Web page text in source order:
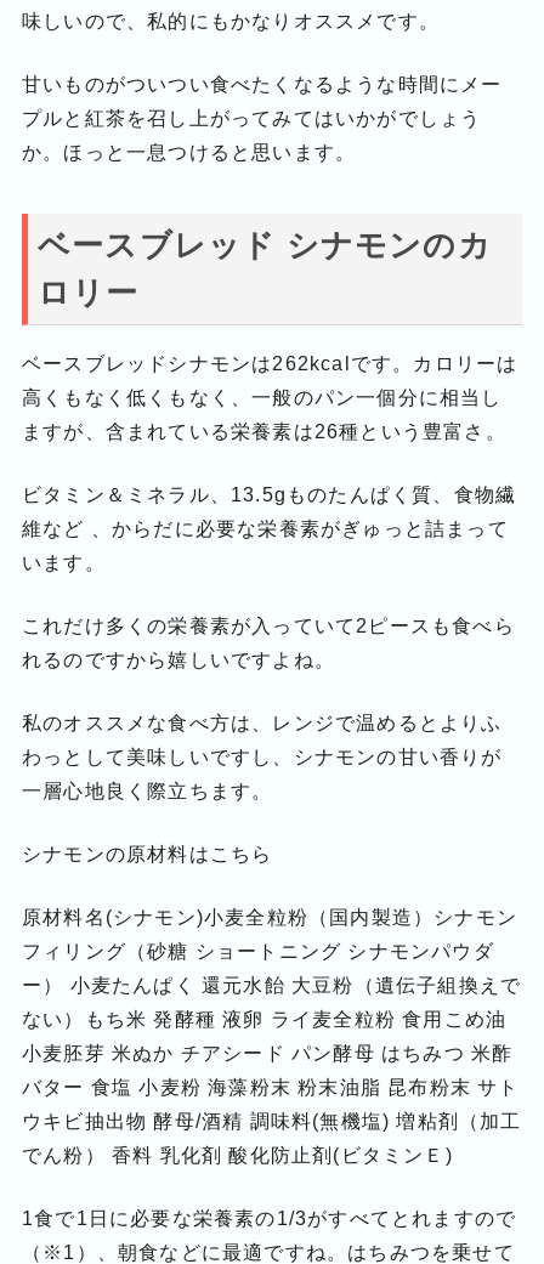
味しいので、私的にもかなりオススメです。
甘いものがついつい食べたくなるような時間にメー
プルと紅茶を召し上がってみてはいかがでしょう
か。ほっと一息つけると思います。
ベースブレッド シナモンのカ
ロリー
ベースブレッドシナモンは262kcalです。カロリーは
高くもなく低くもなく、一般のパン一個分に相当し
ますが、含まれている栄養素は26種という豊富さ。
ビタミン＆ミネラル、13.5gものたんぱく質、食物繊
維など 、からだに必要な栄養素がぎゅっと詰まって
います。
これだけ多くの栄養素が入っていて2ピースも食べら
れるのですから嬉しいですよね。
私のオススメな食べ方は、レンジで温めるとよりふ
わっとして美味しいですし、シナモンの甘い香りが
一層心地良く際立ちます。
シナモンの原材料はこちら
原材料名(シナモン)小麦全粒粉（国内製造）シナモン
フィリング（砂糖 ショートニング シナモンパウダ
ー） 小麦たんぱく 還元水飴 大豆粉（遺伝子組換えで
ない）もち米 発酵種 液卵 ライ麦全粒粉 食用こめ油
小麦胚芽 米ぬか チアシード パン酵母 はちみつ 米酢
バター 食塩 小麦粉 海藻粉末 粉末油脂 昆布粉末 サト
ウキビ抽出物 酵母/酒精 調味料(無機塩) 増粘剤（加工
でん粉） 香料 乳化剤 酸化防止剤(ビタミンＥ)
1食で1日に必要な栄養素の1/3がすべてとれますので
（※1）、朝食などに最適ですね。はちみつを乗せて